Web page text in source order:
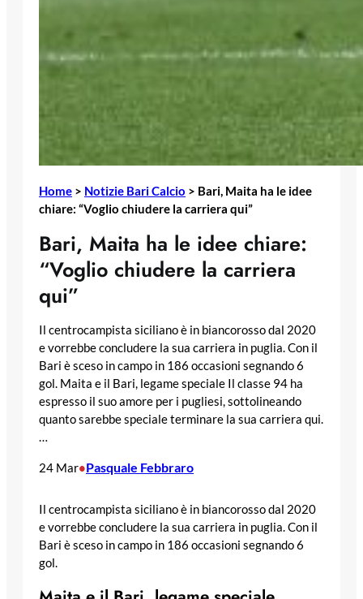
Home > Notizie Bari Calcio > Bari, Maita ha le idee
chiare: “Voglio chiudere la carriera qui”
Bari, Maita ha le idee chiare:
“Voglio chiudere la carriera
qui”
Il centrocampista siciliano è in biancorosso dal 2020
e vorrebbe concludere la sua carriera in puglia. Con il
Bari è sceso in campo in 186 occasioni segnando 6
gol. Maita e il Bari, legame speciale Il classe 94 ha
espresso il suo amore per i pugliesi, sottolineando
quanto sarebbe speciale terminare la sua carriera qui.
…
24 Mar•Pasquale Febbraro
Il centrocampista siciliano è in biancorosso dal 2020
e vorrebbe concludere la sua carriera in puglia. Con il
Bari è sceso in campo in 186 occasioni segnando 6
gol.